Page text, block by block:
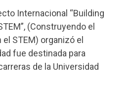
Internacional “Building
(Construyendo el
STEM) organizó el
fue destinada para
de la Universidad